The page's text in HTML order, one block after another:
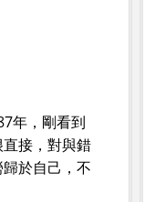
年，剛看到
接，對與錯
於自己，不